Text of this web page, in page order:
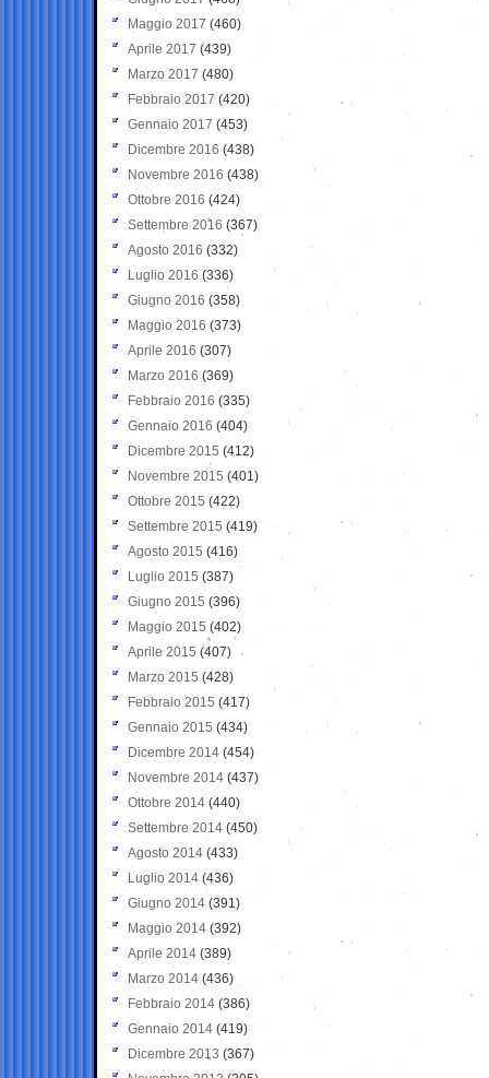
Maggio 2017 (460)
Aprile 2017 (439)
Marzo 2017 (480)
Febbraio 2017 (420)
Gennaio 2017 (453)
Dicembre 2016 (438)
Novembre 2016 (438)
Ottobre 2016 (424)
Settembre 2016 (367)
Agosto 2016 (332)
Luglio 2016 (336)
Giugno 2016 (358)
Maggio 2016 (373)
Aprile 2016 (307)
Marzo 2016 (369)
Febbraio 2016 (335)
Gennaio 2016 (404)
Dicembre 2015 (412)
Novembre 2015 (401)
Ottobre 2015 (422)
Settembre 2015 (419)
Agosto 2015 (416)
Luglio 2015 (387)
Giugno 2015 (396)
Maggio 2015 (402)
Aprile 2015 (407)
Marzo 2015 (428)
Febbraio 2015 (417)
Gennaio 2015 (434)
Dicembre 2014 (454)
Novembre 2014 (437)
Ottobre 2014 (440)
Settembre 2014 (450)
Agosto 2014 (433)
Luglio 2014 (436)
Giugno 2014 (391)
Maggio 2014 (392)
Aprile 2014 (389)
Marzo 2014 (436)
Febbraio 2014 (386)
Gennaio 2014 (419)
Dicembre 2013 (367)